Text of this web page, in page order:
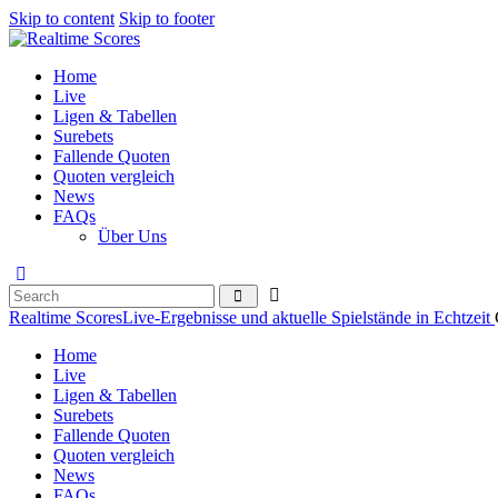
Skip to content Skip to footer
Home
Live
Ligen & Tabellen
Surebets
Fallende Quoten
Quoten vergleich
News
FAQs
Über Uns
Realtime ScoresLive-Ergebnisse und aktuelle Spielstände in Echtzeit
Home
Live
Ligen & Tabellen
Surebets
Fallende Quoten
Quoten vergleich
News